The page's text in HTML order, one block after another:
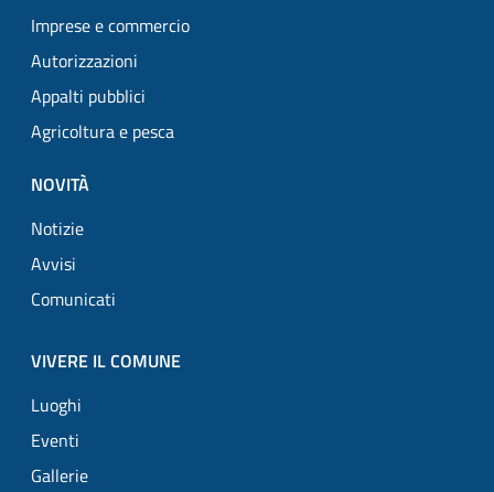
Imprese e commercio
Autorizzazioni
Appalti pubblici
Agricoltura e pesca
NOVITÀ
Notizie
Avvisi
Comunicati
VIVERE IL COMUNE
Luoghi
Eventi
Gallerie